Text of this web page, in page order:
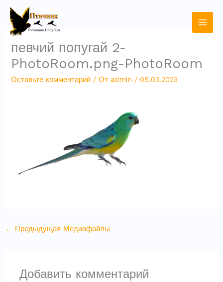
содержимому
певчий попугай 2-
PhotoRoom.png-PhotoRoom
Оставьте комментарий / От admin /05.03.2023
← Предыдущая Медиафайлы
Добавить комментарий